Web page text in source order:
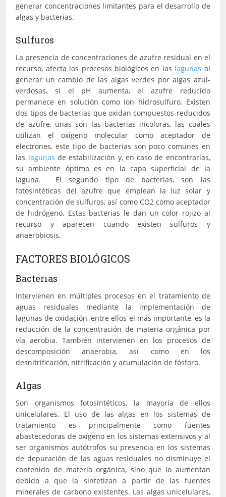
generar concentraciones limitantes para el desarrollo de
algas y bacterias.
Sulfuros
La presencia de concentraciones de azufre residual en el
recurso, afecta los procesos biológicos en las lagunas al
generar un cambio de las algas verdes por algas azul-
verdosas, si el pH aumenta, el azufre reducido
permanece en solución como ion hidrosulfuro. Existen
dos tipos de bacterias que oxidan compuestos reducidos
de azufre, unas son las bacterias incoloras, las cuales
utilizan el oxígeno molecular como aceptador de
electrones, este tipo de bacterias son poco comunes en
las lagunas de estabilización y, en caso de encontrarlas,
su ambiente óptimo es en la capa superficial de la
laguna. El segundo tipo de bacterias, son las
fotosintéticas del azufre que emplean la luz solar y
concentración de sulfuros, así como CO2 como aceptador
de hidrógeno. Estas bacterias le dan un color rojizo al
recurso y aparecen cuando existen sulfuros y
anaerobiosis.
FACTORES BIOLÓGICOS
Bacterias
Intervienen en múltiples procesos en el tratamiento de
aguas residuales mediante la implementación de
lagunas de oxidación, entre ellos el más importante, es la
reducción de la concentración de materia orgánica por
vía aerobia. También intervienen en los procesos de
descomposición anaerobia, así como en los
desnitrificación, nitrificación y acumulación de fósforo.
Algas
Son organismos fotosintéticos, la mayoría de ellos
unicelulares. El uso de las algas en los sistemas de
tratamiento es principalmente como fuentes
abastecedoras de oxígeno en los sistemas extensivos y al
ser organismos autótrofos su presencia en los sistemas
de depuración de las aguas residuales no disminuye el
contenido de materia orgánica, sino que lo aumentan
debido a que la sintetizan a partir de las fuentes
minerales de carbono existentes. Las algas unicelulares,